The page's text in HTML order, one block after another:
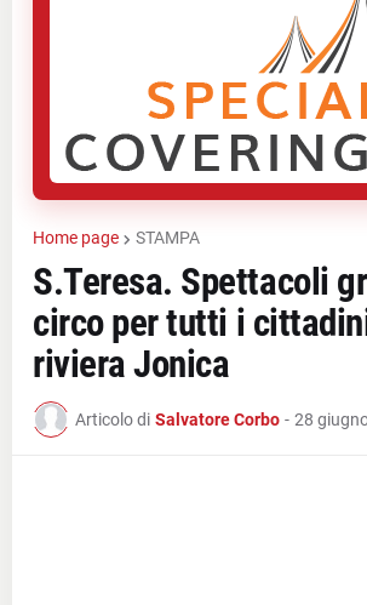
Home page STAMPA
S.Teresa. Spettacoli
circo per tutti i
riviera Jonica
Articolo di Salvatore Corbo - 28